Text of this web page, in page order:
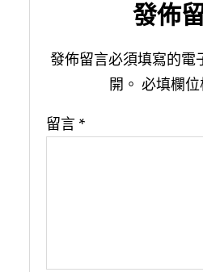
發佈
發佈留言必須填寫的電
開。 必填欄
留言 *